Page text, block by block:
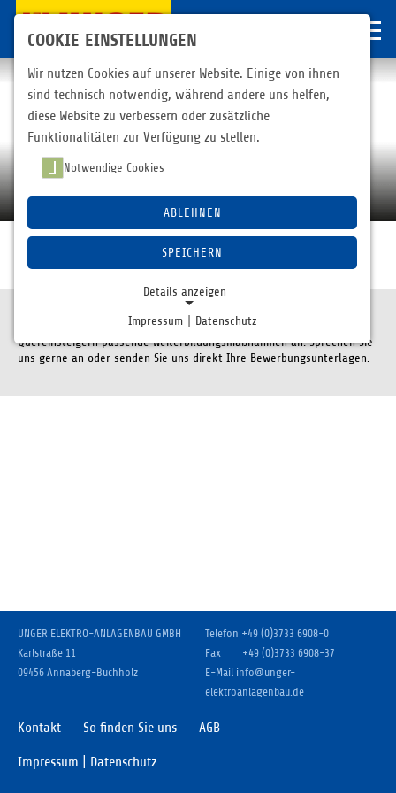
Ausbildung mit Spannung, Köpfchen und
Perspektive
Umschulung
In Zusammenarbeit mit der Agentur für Arbeit bieten wir
Quereinsteigern passende Weiterbildungsmaßnahmen an. Sprechen Sie
uns gerne an oder senden Sie uns direkt Ihre Bewerbungsunterlagen.
UNGER ELEKTRO-ANLAGENBAU GMBH
Karlstraße 11
09456 Annaberg-Buchholz
Telefon +49 (0)3733 6908-0
Fax
+49 (0)3733 6908-37
E-Mail info@unger-
elektroanlagenbau.de
Kontakt So finden Sie uns AGB
Impressum | Datenschutz
COOKIE EINSTELLUNGEN
Wir nutzen Cookies auf unserer Website. Einige von ihnen
sind technisch notwendig, während andere uns helfen,
diese Website zu verbessern oder zusätzliche
Funktionalitäten zur Verfügung zu stellen.
Notwendige Cookies
ABLEHNEN
SPEICHERN
Details anzeigen
NOTWENDIGE COOKIES
Notwendige Cookies ermöglichen grundlegende
Website erforderlich.
Impressum Datenschutz